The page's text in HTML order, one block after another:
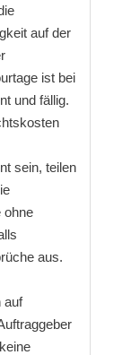
auf der
ist bei
und fällig.
sein, teilen
ohne
aus.
auf